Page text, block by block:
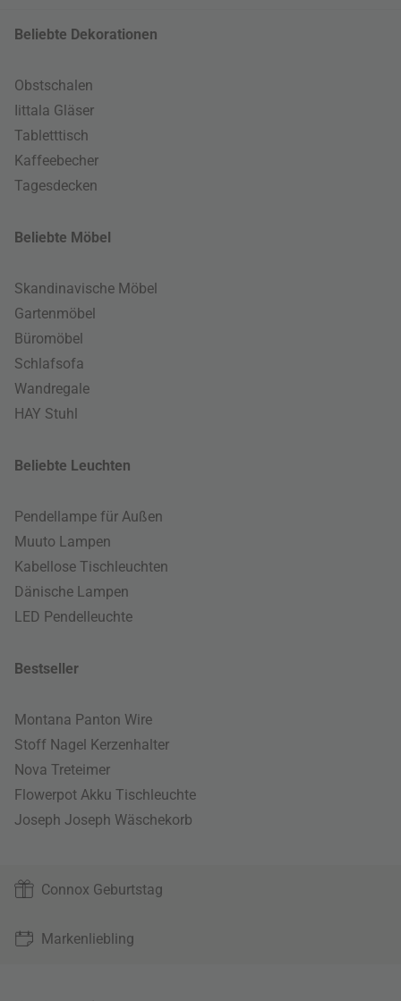
Beliebte Dekorationen
Obstschalen
Iittala Gläser
Tabletttisch
Kaffeebecher
Tagesdecken
Beliebte Möbel
Skandinavische Möbel
Gartenmöbel
Büromöbel
Schlafsofa
Wandregale
HAY Stuhl
Beliebte Leuchten
Pendellampe für Außen
Muuto Lampen
Kabellose Tischleuchten
Dänische Lampen
LED Pendelleuchte
Bestseller
Montana Panton Wire
Stoff Nagel Kerzenhalter
Nova Treteimer
Flowerpot Akku Tischleuchte
Joseph Joseph Wäschekorb
Connox Geburtstag
Markenliebling